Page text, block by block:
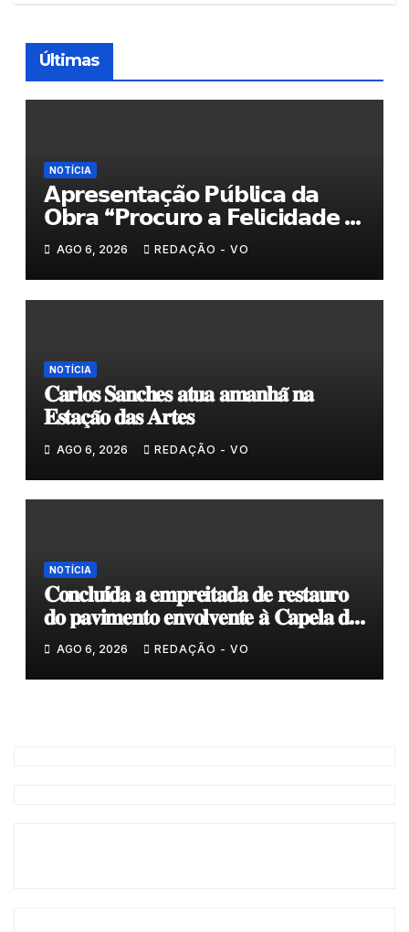
Últimas
NOTÍCIA
𝗔𝗽𝗿𝗲𝘀𝗲𝗻𝘁𝗮𝗰̧𝗮̃𝗼 𝗣𝘂́𝗯𝗹𝗶𝗰𝗮 𝗱𝗮
𝗢𝗯𝗿𝗮 “𝗣𝗿𝗼𝗰𝘂𝗿𝗼 𝗮 𝗙𝗲𝗹𝗶𝗰𝗶𝗱𝗮𝗱𝗲 𝗲
𝗲𝗹𝗮 𝗺𝗼𝗿𝗮 𝗰𝗼𝗺𝗶𝗴𝗼”
AGO 6, 2026 REDAÇÃO - VO
NOTÍCIA
𝐂𝐚𝐫𝐥𝐨𝐬 𝐒𝐚𝐧𝐜𝐡𝐞𝐬 𝐚𝐭𝐮𝐚 𝐚𝐦𝐚𝐧𝐡𝐚̃ 𝐧𝐚
𝐄𝐬𝐭𝐚𝐜̧𝐚̃𝐨 𝐝𝐚𝐬 𝐀𝐫𝐭𝐞𝐬
AGO 6, 2026 REDAÇÃO - VO
NOTÍCIA
𝐂𝐨𝐧𝐜𝐥𝐮𝐢́𝐝𝐚 𝐚 𝐞𝐦𝐩𝐫𝐞𝐢𝐭𝐚𝐝𝐚 𝐝𝐞 𝐫𝐞𝐬𝐭𝐚𝐮𝐫𝐨
𝐝𝐨 𝐩𝐚𝐯𝐢𝐦𝐞𝐧𝐭𝐨 𝐞𝐧𝐯𝐨𝐥𝐯𝐞𝐧𝐭𝐞 𝐚̀ 𝐂𝐚𝐩𝐞𝐥𝐚 𝐝𝐞
𝐂𝐨𝐯𝐚𝐬
AGO 6, 2026 REDAÇÃO - VO